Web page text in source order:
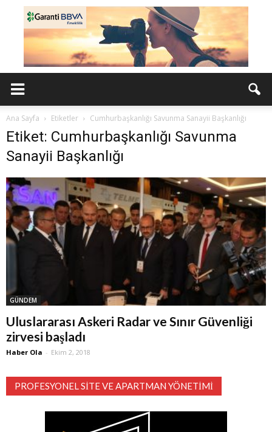
Ana Sayfa Etiketler Cumhurbaşkanlığı Savunma Sanayii Başkanlığı
Etiket: Cumhurbaşkanlığı Savunma
Sanayii Başkanlığı
GÜNDEM
Uluslararası Askeri Radar ve Sınır Güvenliği
zirvesi başladı
Haber Ola - Ekim 2, 2018
PROFESYONEL SITE VE APARTMAN YÖNETIMI